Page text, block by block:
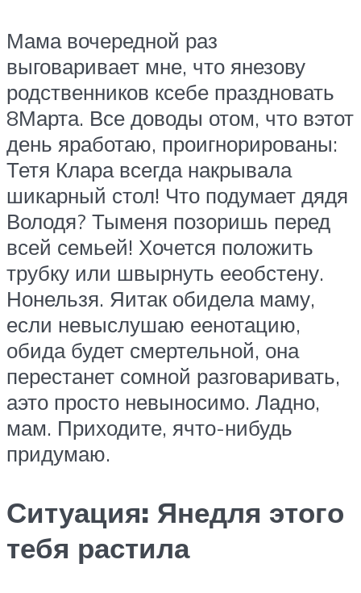
Мама вочередной раз
выговаривает мне, что янезову
родственников ксебе праздновать
8Марта. Все доводы отом, что вэтот
день яработаю, проигнорированы:
Тетя Клара всегда накрывала
шикарный стол! Что подумает дядя
Володя? Тыменя позоришь перед
всей семьей! Хочется положить
трубку или швырнуть ееобстену.
Нонельзя. Яитак обидела маму,
если невыслушаю еенотацию,
обида будет смертельной, она
перестанет сомной разговаривать,
аэто просто невыносимо. Ладно,
мам. Приходите, ячто-нибудь
придумаю.
Ситуация: Янедля этого
тебя растила